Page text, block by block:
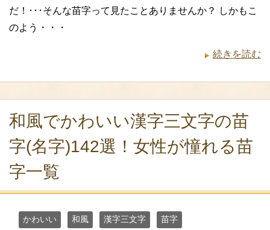
だ！･･･そんな苗字って見たことありませんか？ しかもこ
のよう・・・
続きを読む
和風でかわいい漢字三文字の苗
字(名字)142選！女性が憧れる苗
字一覧
かわいい 和風 漢字三文字 苗字